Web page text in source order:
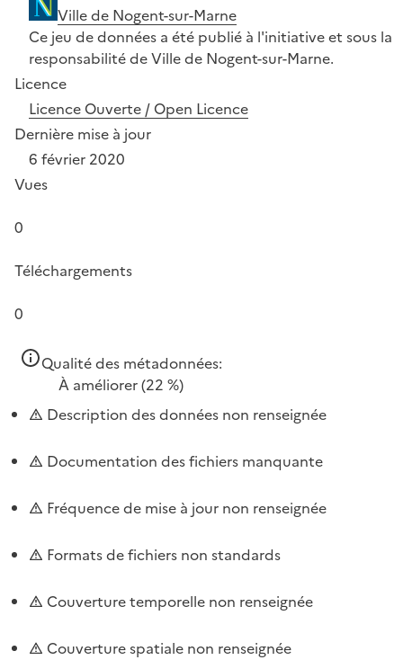
Ville de Nogent-sur-Marne
Ce jeu de données a été publié à l'initiative et sous la
responsabilité de Ville de Nogent-sur-Marne.
Licence
Licence Ouverte / Open Licence
Dernière mise à jour
6 février 2020
Vues
0
Téléchargements
0
Qualité des métadonnées:
À améliorer(22 %)
Description des données non renseignée
Documentation des fichiers manquante
Fréquence de mise à jour non renseignée
Formats de fichiers non standards
Couverture temporelle non renseignée
Couverture spatiale non renseignée